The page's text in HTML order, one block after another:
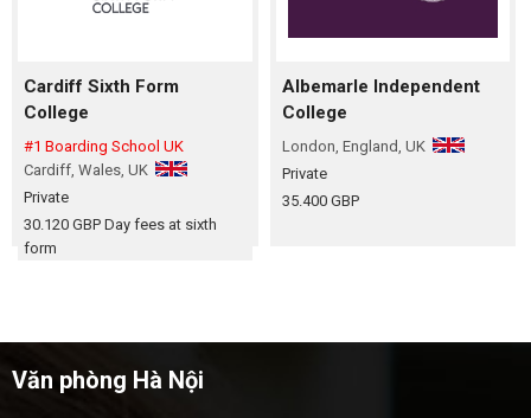
Cardiff Sixth Form
College
#1 Boarding School UK
Cardiff, Wales, UK
Private
30.120 GBP Day fees at sixth
form
Albemarle Independent
College
London, England, UK
Private
35.400 GBP
Văn phòng Hà Nội